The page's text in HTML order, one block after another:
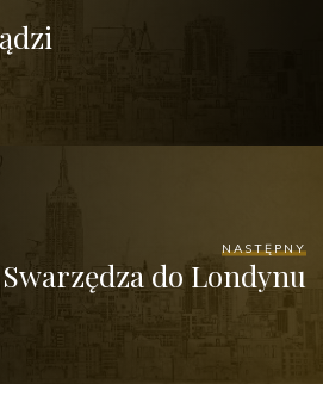
NASTĘPNY
do Londynu